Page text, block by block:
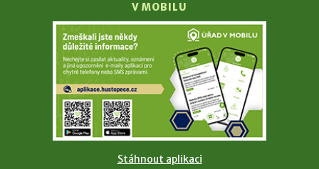
V MOBILU
Stáhnout aplikaci